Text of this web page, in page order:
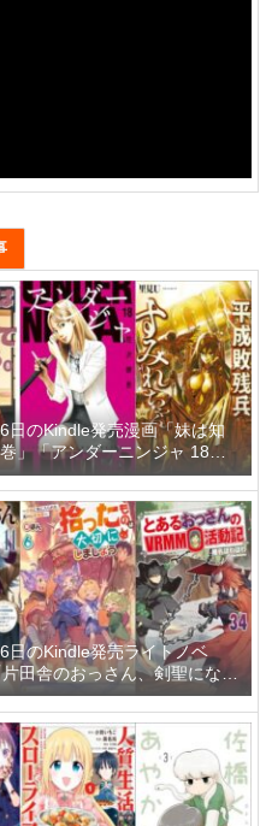
日のKindle発売漫画「妹は知
」「アンダーニンジャ 18
残兵すみれちゃん 11巻」な
日のKindle発売ライトノベ
田舎のおっさん、剣聖になる
田舎の剣術師範だったのに、
たちが俺を放ってくれない件
ものは大切にしましょう ～
られた男の転移物語～ 6巻」
さんのVRMMO活動記 34